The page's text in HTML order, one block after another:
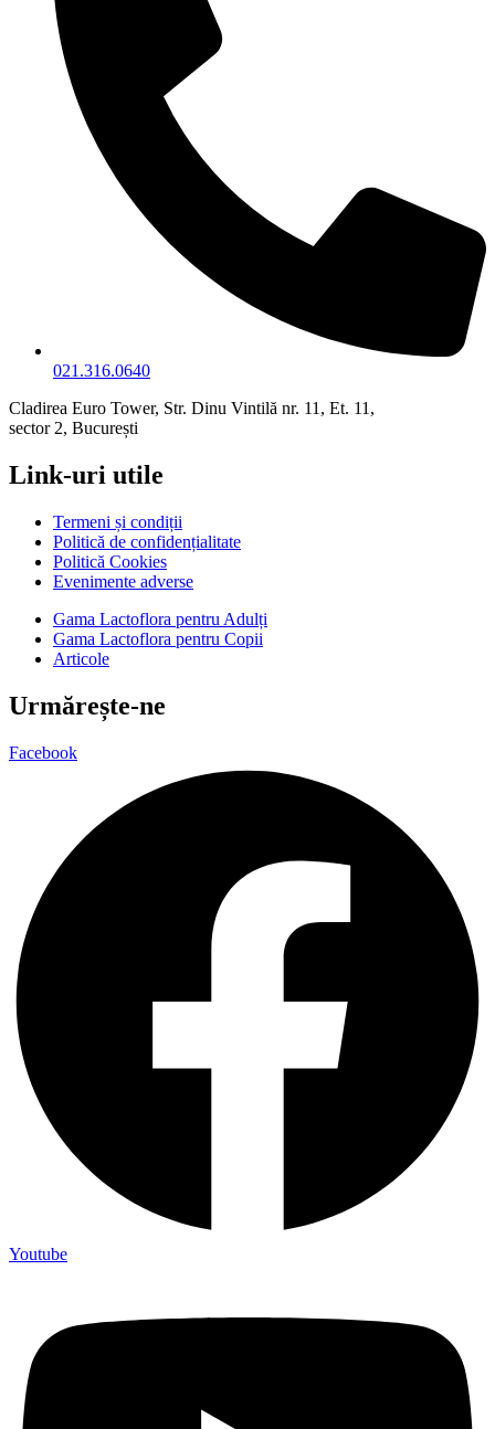
021.316.0640
Cladirea Euro Tower, Str. Dinu Vintilă nr. 11, Et. 11,
sector 2, București
Link-uri utile
Termeni și condiții
Politică de confidențialitate
Politică Cookies
Evenimente adverse
Gama Lactoflora pentru Adulți
Gama Lactoflora pentru Copii
Articole
Urmărește-ne
Facebook
Youtube